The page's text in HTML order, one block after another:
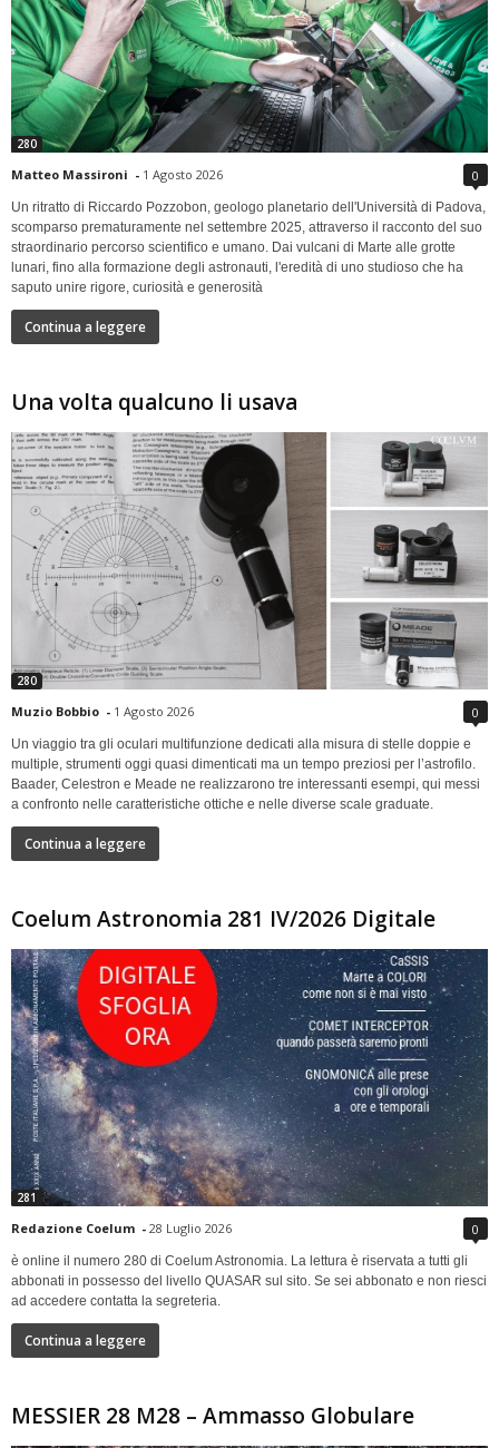
280
Matteo Massironi - 1 Agosto 2026 0
Un ritratto di Riccardo Pozzobon, geologo planetario dell'Università di Padova,
scomparso prematuramente nel settembre 2025, attraverso il racconto del suo
straordinario percorso scientifico e umano. Dai vulcani di Marte alle grotte
lunari, fino alla formazione degli astronauti, l'eredità di uno studioso che ha
saputo unire rigore, curiosità e generosità
Continua a leggere
Una volta qualcuno li usava
280
Muzio Bobbio - 1 Agosto 2026 0
Un viaggio tra gli oculari multifunzione dedicati alla misura di stelle doppie e
multiple, strumenti oggi quasi dimenticati ma un tempo preziosi per l’astrofilo.
Baader, Celestron e Meade ne realizzarono tre interessanti esempi, qui messi
a confronto nelle caratteristiche ottiche e nelle diverse scale graduate.
Continua a leggere
Coelum Astronomia 281 IV/2026 Digitale
281
Redazione Coelum - 28 Luglio 2026 0
è online il numero 280 di Coelum Astronomia. La lettura è riservata a tutti gli
abbonati in possesso del livello QUASAR sul sito. Se sei abbonato e non riesci
ad accedere contatta la segreteria.
Continua a leggere
MESSIER 28 M28 – Ammasso Globulare